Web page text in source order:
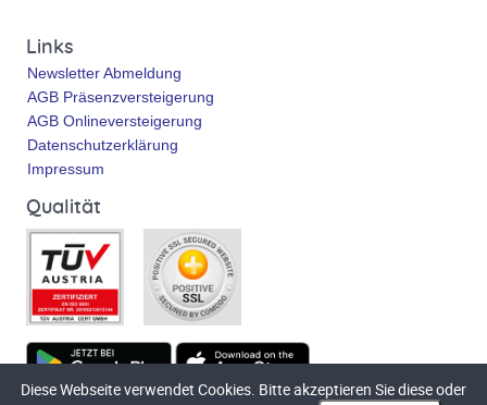
Links
Newsletter Abmeldung
AGB Präsenzversteigerung
AGB Onlineversteigerung
Datenschutzerklärung
Impressum
Qualität
Diese Webseite verwendet Cookies. Bitte akzeptieren Sie diese oder